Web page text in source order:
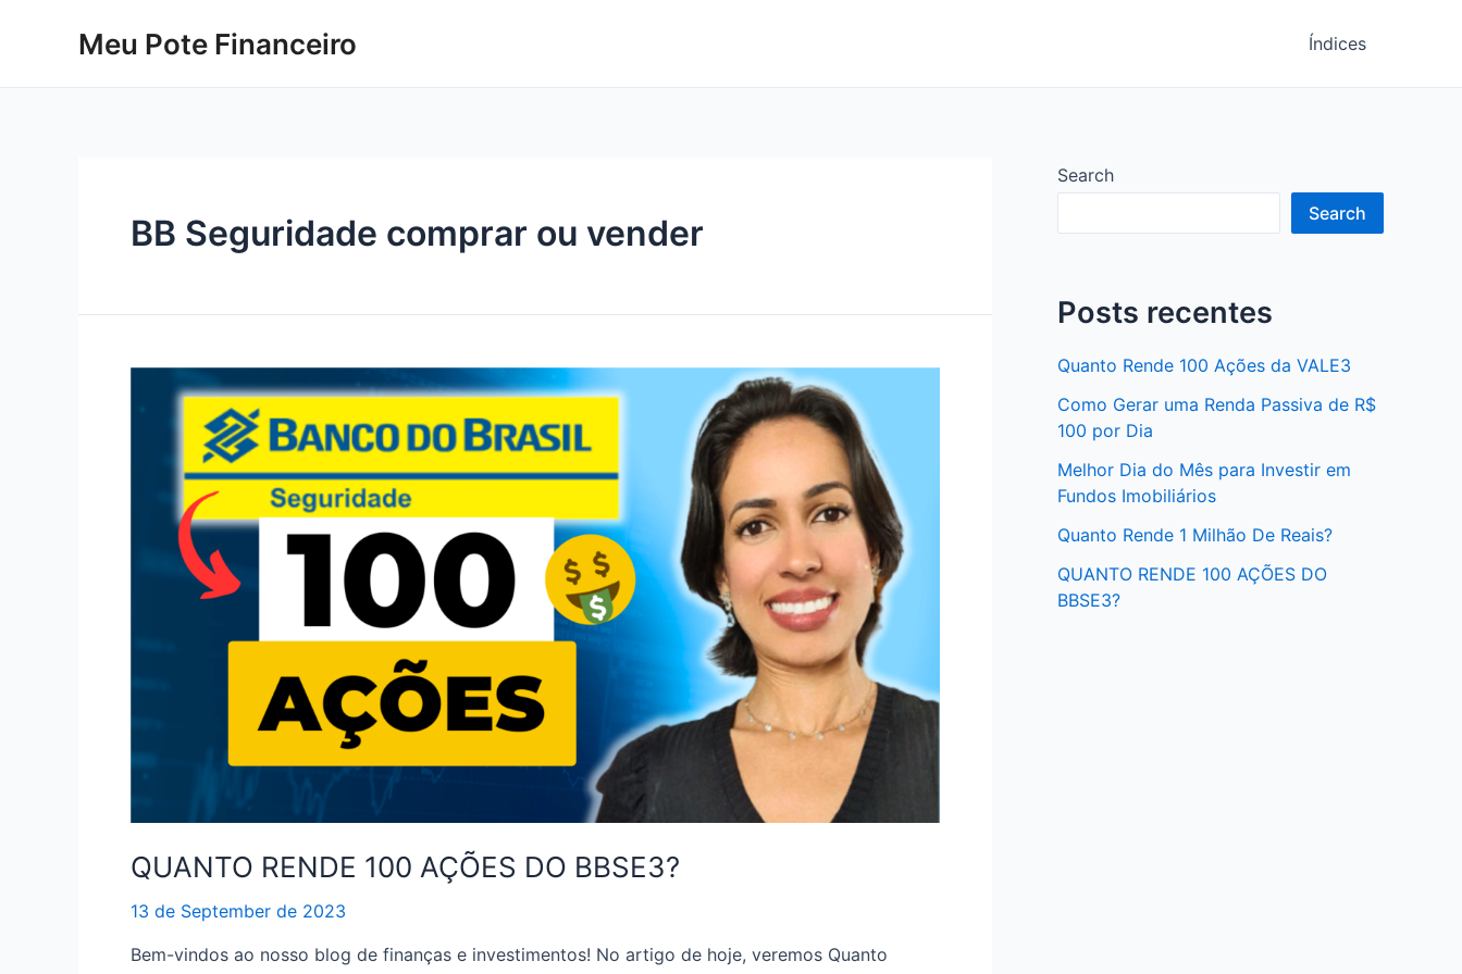
Meu Pote Financeiro Índices
BB Seguridade comprar ou vender
QUANTO RENDE 100 AÇÕES DO BBSE3?
13 de September de 2023
Bem-vindos ao nosso blog de finanças e investimentos! No artigo de hoje, veremos Quanto
Search
Search
Posts recentes
Quanto Rende 100 Ações da VALE3
Como Gerar uma Renda Passiva de R$
100 por Dia
Melhor Dia do Mês para Investir em
Fundos Imobiliários
Quanto Rende 1 Milhão De Reais?
QUANTO RENDE 100 AÇÕES DO
BBSE3?